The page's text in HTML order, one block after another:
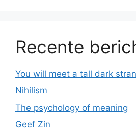
Recente
You will meet a tall dark
Nihilism
The psychology of meaning
Geef Zin